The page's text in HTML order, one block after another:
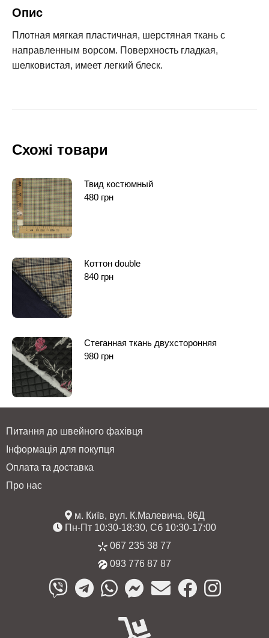
Опис
Плотная мягкая пластичная, шерстяная ткань с
направленным ворсом. Поверхность гладкая,
шелковистая, имеет легкий блеск.
Схожі товари
Твид костюмный
480 грн
Коттон double
840 грн
Стеганная ткань двухсторонняя
980 грн
Питання до швейного фахівця
Інформація для покупця
Оплата та доставка
Про нас
м. Київ, вул. К.Малевича, 86Д
Пн-Пт 10:30-18:30, Сб 10:30-17:00
067 235 38 77
093 776 87 87